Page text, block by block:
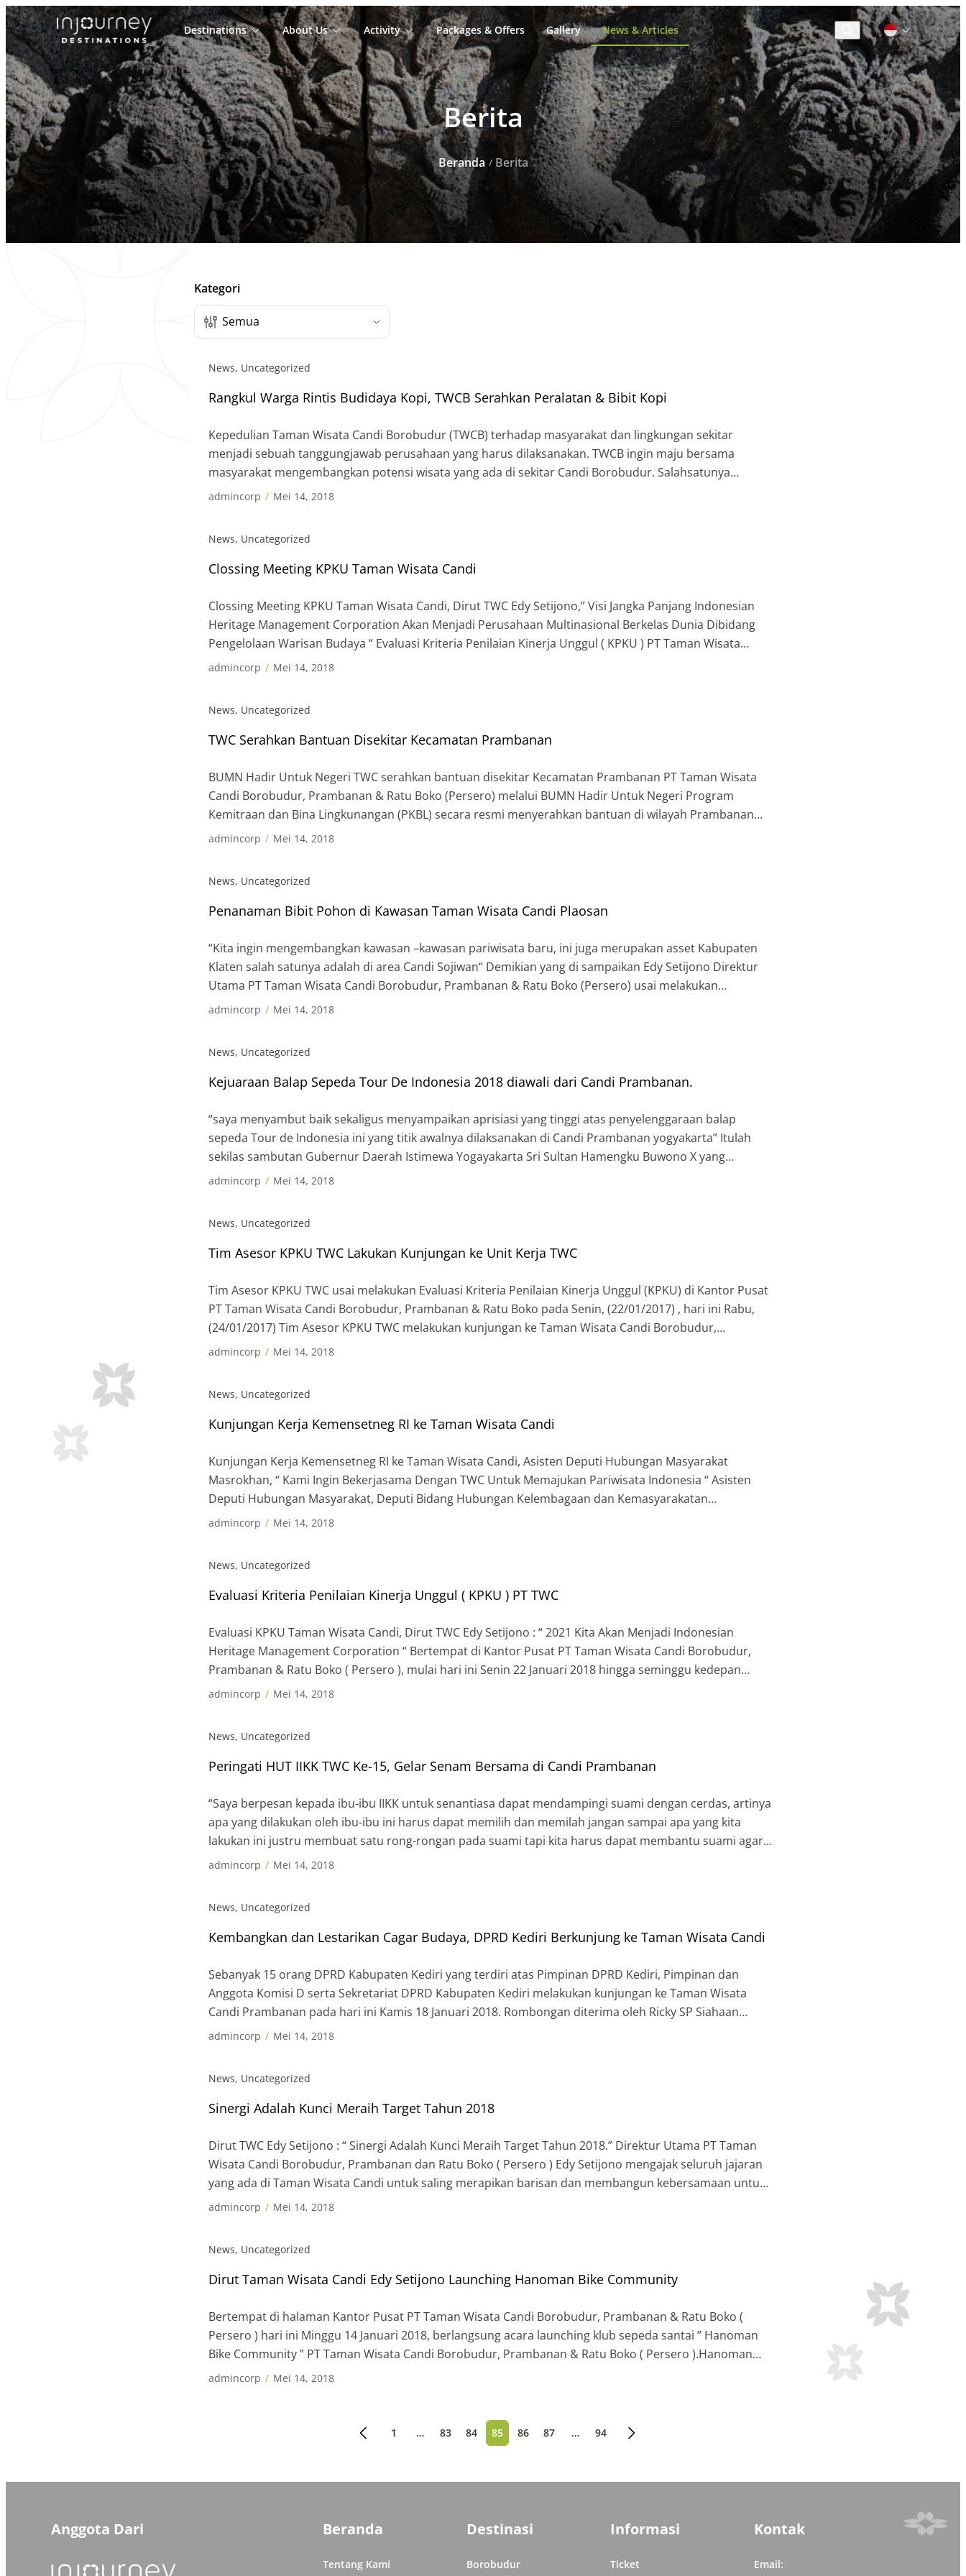
Destinations About Us Activity Packages & Offers Gallery News & Articles
Cari
untuk:
Cari
Berita
Beranda Berita
Kategori
Semua
News, Uncategorized
Rangkul Warga Rintis Budidaya Kopi, TWCB Serahkan Peralatan & Bibit Kopi
Kepedulian Taman Wisata Candi Borobudur (TWCB) terhadap masyarakat dan lingkungan sekitar
menjadi sebuah tanggungjawab perusahaan yang harus dilaksanakan. TWCB ingin maju bersama
masyarakat mengembangkan potensi wisata yang ada di sekitar Candi Borobudur. Salahsatunya
potensi Kopi di Dusun Kerug Batur, Desa Majaksingi, Kecamatan Borobudur. Melihat potensi Kopi yang
admincorp Mei 14, 2018
News, Uncategorized
Clossing Meeting KPKU Taman Wisata Candi
Clossing Meeting KPKU Taman Wisata Candi, Dirut TWC Edy Setijono,” Visi Jangka Panjang Indonesian
Heritage Management Corporation Akan Menjadi Perusahaan Multinasional Berkelas Dunia Dibidang
Pengelolaan Warisan Budaya “ Evaluasi Kriteria Penilaian Kinerja Unggul ( KPKU ) PT Taman Wisata
Candi Borobudur, Prambanan & Ratu Boko ( Persero ) hari ini telah berakhir. Clossing Meeting ini […]
admincorp Mei 14, 2018
News, Uncategorized
TWC Serahkan Bantuan Disekitar Kecamatan Prambanan
BUMN Hadir Untuk Negeri TWC serahkan bantuan disekitar Kecamatan Prambanan PT Taman Wisata
Candi Borobudur, Prambanan & Ratu Boko (Persero) melalui BUMN Hadir Untuk Negeri Program
Kemitraan dan Bina Lingkunangan (PKBL) secara resmi menyerahkan bantuan di wilayah Prambanan
Sleman dan Prambanan Klaten yang beralangsung di area parkir Taman Wisata Candi Sojiwan. Kamis
admincorp Mei 14, 2018
News, Uncategorized
Penanaman Bibit Pohon di Kawasan Taman Wisata Candi Plaosan
“Kita ingin mengembangkan kawasan –kawasan pariwisata baru, ini juga merupakan asset Kabupaten
Klaten salah satunya adalah di area Candi Sojiwan“ Demikian yang di sampaikan Edy Setijono Direktur
Utama PT Taman Wisata Candi Borobudur, Prambanan & Ratu Boko (Persero) usai melakukan
penanaman bibit pohon di kawasan Taman Wisata Candi Plaosan bersama Sri Mulyani Bupati
admincorp Mei 14, 2018
News, Uncategorized
Kejuaraan Balap Sepeda Tour De Indonesia 2018 diawali dari Candi Prambanan.
“saya menyambut baik sekaligus menyampaikan aprisiasi yang tinggi atas penyelenggaraan balap
sepeda Tour de Indonesia ini yang titik awalnya dilaksanakan di Candi Prambanan yogyakarta” Itulah
sekilas sambutan Gubernur Daerah Istimewa Yogayakarta Sri Sultan Hamengku Buwono X yang
dibacakan oleh Kepala Dinas Pendidikan Pemuda dan Olahraga (Disdikpora) DIY, Kadarmanta Baskoro
admincorp Mei 14, 2018
News, Uncategorized
Tim Asesor KPKU TWC Lakukan Kunjungan ke Unit Kerja TWC
Tim Asesor KPKU TWC usai melakukan Evaluasi Kriteria Penilaian Kinerja Unggul (KPKU) di Kantor Pusat
PT Taman Wisata Candi Borobudur, Prambanan & Ratu Boko pada Senin, (22/01/2017) , hari ini Rabu,
(24/01/2017) Tim Asesor KPKU TWC melakukan kunjungan ke Taman Wisata Candi Borobudur,
Manohara Borobudur Of Study, Taman Wisata Candi Prambanan dan Taman Wisata Ratu […]
admincorp Mei 14, 2018
News, Uncategorized
Kunjungan Kerja Kemensetneg RI ke Taman Wisata Candi
Kunjungan Kerja Kemensetneg RI ke Taman Wisata Candi, Asisten Deputi Hubungan Masyarakat
Masrokhan, “ Kami Ingin Bekerjasama Dengan TWC Untuk Memajukan Pariwisata Indonesia “ Asisten
Deputi Hubungan Masyarakat, Deputi Bidang Hubungan Kelembagaan dan Kemasyarakatan
Kementerian Sekretariat Negara RI Masrokhan bersama dengan rombongan hari ini Rabu 24 Januari
admincorp Mei 14, 2018
News, Uncategorized
Evaluasi Kriteria Penilaian Kinerja Unggul ( KPKU ) PT TWC
Evaluasi KPKU Taman Wisata Candi, Dirut TWC Edy Setijono : “ 2021 Kita Akan Menjadi Indonesian
Heritage Management Corporation “ Bertempat di Kantor Pusat PT Taman Wisata Candi Borobudur,
Prambanan & Ratu Boko ( Persero ), mulai hari ini Senin 22 Januari 2018 hingga seminggu kedepan
berlangsung Evaluasi Kriteria Penilaian Kinerja Unggul ( KPKU ). […]
admincorp Mei 14, 2018
News, Uncategorized
Peringati HUT IIKK TWC Ke-15, Gelar Senam Bersama di Candi Prambanan
“Saya berpesan kepada ibu-ibu IIKK untuk senantiasa dapat mendampingi suami dengan cerdas, artinya
apa yang dilakukan oleh ibu-ibu ini harus dapat memilih dan memilah jangan sampai apa yang kita
lakukan ini justru membuat satu rong-rongan pada suami tapi kita harus dapat membantu suami agar
dalam mengerjakan tugasnya di kantor dan tugasnya di rumah itu dapat […]
admincorp Mei 14, 2018
News, Uncategorized
Kembangkan dan Lestarikan Cagar Budaya, DPRD Kediri Berkunjung ke Taman Wisata Candi
Sebanyak 15 orang DPRD Kabupaten Kediri yang terdiri atas Pimpinan DPRD Kediri, Pimpinan dan
Anggota Komisi D serta Sekretariat DPRD Kabupaten Kediri melakukan kunjungan ke Taman Wisata
Candi Prambanan pada hari ini Kamis 18 Januari 2018. Rombongan diterima oleh Ricky SP Siahaan
Direktur Pemasaran dan Pelayanan PT Taman Wisata Candi Borobudur, Prambanan & Ratu Boko […]
admincorp Mei 14, 2018
News, Uncategorized
Sinergi Adalah Kunci Meraih Target Tahun 2018
Dirut TWC Edy Setijono : “ Sinergi Adalah Kunci Meraih Target Tahun 2018.” Direktur Utama PT Taman
Wisata Candi Borobudur, Prambanan dan Ratu Boko ( Persero ) Edy Setijono mengajak seluruh jajaran
yang ada di Taman Wisata Candi untuk saling merapikan barisan dan membangun kebersamaan untuk
meraih target perusahaan di tahun 2018. Ini disampaikan oleh […]
admincorp Mei 14, 2018
News, Uncategorized
Dirut Taman Wisata Candi Edy Setijono Launching Hanoman Bike Community
Bertempat di halaman Kantor Pusat PT Taman Wisata Candi Borobudur, Prambanan & Ratu Boko (
Persero ) hari ini Minggu 14 Januari 2018, berlangsung acara launching klub sepeda santai ” Hanoman
Bike Community ” PT Taman Wisata Candi Borobudur, Prambanan & Ratu Boko ( Persero ).Hanoman
Bike Community ini dilaunching oleh Direktur Utama PT Taman […]
admincorp Mei 14, 2018
Paginasi
1 … 83 84 85 86 87 … 94
Anggota Dari Beranda
Tentang Kami
Destinasi
Borobudur
Informasi
Ticket
Kontak
Email: